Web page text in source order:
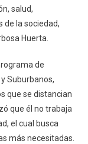
salud,
de la sociedad,
Huerta.
de
Suburbanos,
que se distancian
que él no trabaja
el cual busca
más necesitadas.